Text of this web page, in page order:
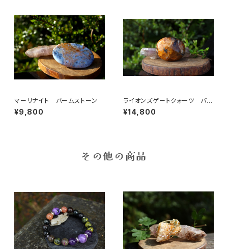
マーリナイト パームストーン
¥9,800
ライオンズゲートクォーツ パー
ムストーン
¥14,800
その他の商品